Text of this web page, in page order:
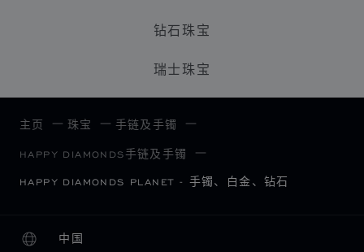
钻石珠宝
瑞士珠宝
主页 珠宝 手链及手镯
HAPPY DIAMONDS手链及手镯
HAPPY DIAMONDS PLANET - 手镯、白金、钻石
中国
本地化（更改国家/地区）
更改国家/地区